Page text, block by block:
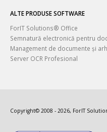
ALTE PRODUSE SOFTWARE
ForIT Solutions® Office
Semnatură electronică pentru
Management de documente și
Server OCR Profesional
Copyright© 2008 - 2026, ForIT